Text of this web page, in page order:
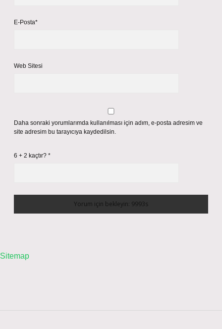
E-Posta*
Web Sitesi
Daha sonraki yorumlarımda kullanılması için adım, e-posta adresim ve
site adresim bu tarayıcıya kaydedilsin.
6 + 2 kaçtır? *
Sitemap